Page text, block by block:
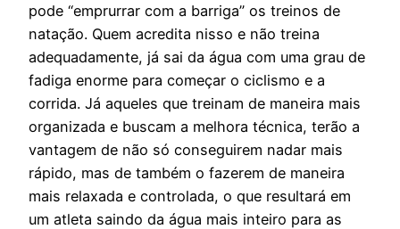
pode “emprurrar com a barriga” os treinos de
natação. Quem acredita nisso e não treina
adequadamente, já sai da água com uma grau de
fadiga enorme para começar o ciclismo e a
corrida. Já aqueles que treinam de maneira mais
organizada e buscam a melhora técnica, terão a
vantagem de não só conseguirem nadar mais
rápido, mas de também o fazerem de maneira
mais relaxada e controlada, o que resultará em
um atleta saindo da água mais inteiro para as